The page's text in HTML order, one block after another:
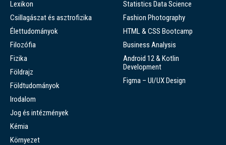
Lexikon
Csillagászat és asztrofizika
Élettudományok
Filozófia
Fizika
Földrajz
Földtudományok
Irodalom
Jog és intézmények
Kémia
Környezet
Statistics Data Science
Fashion Photography
HTML & CSS Bootcamp
Business Analysis
Android 12 & Kotlin
Development
Figma – UI/UX Design